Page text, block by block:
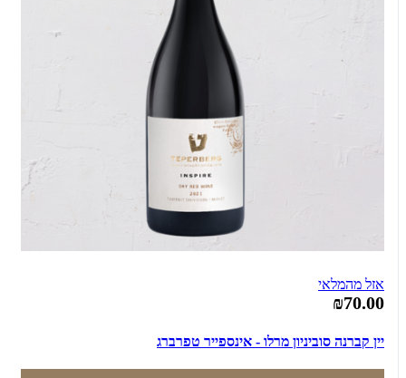
אזל מהמלאי
₪70.00
יין קברנה סוביניון מרלו - אינספייר טפרברג